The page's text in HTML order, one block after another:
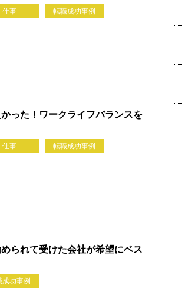
仕事 転職成功事例
った！ワークライフバランスを
仕事 転職成功事例
られて受けた会社が希望にベス
成功事例